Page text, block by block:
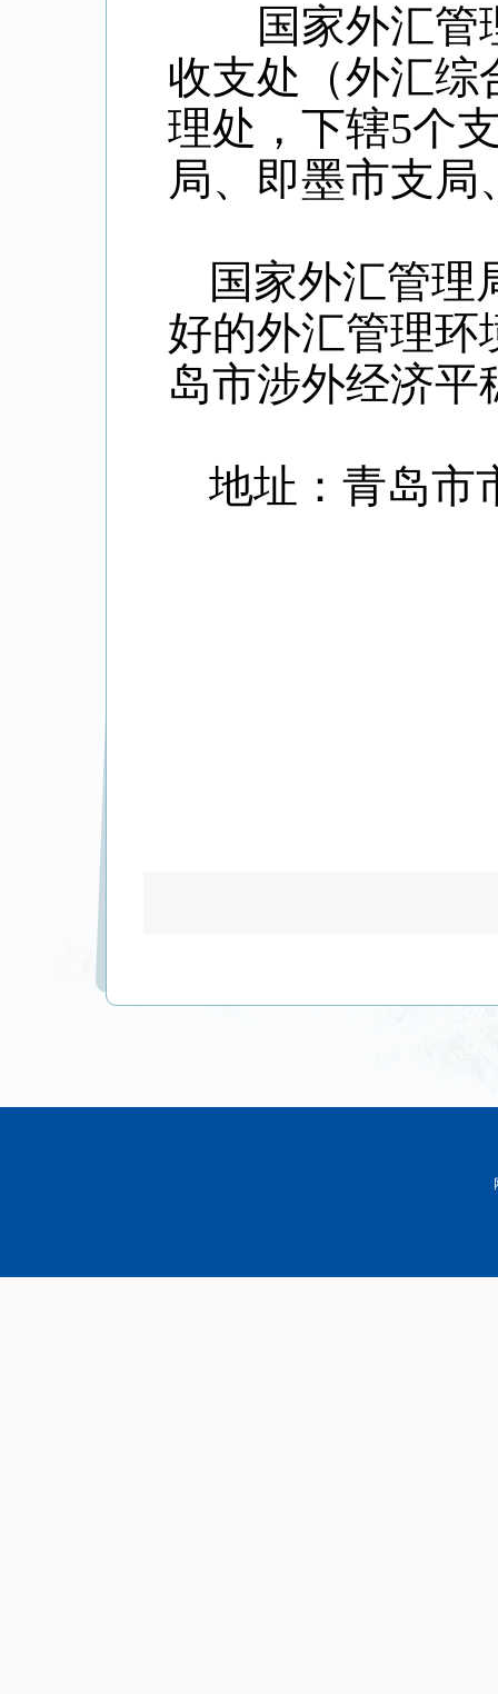
国家外汇管
收支处（外汇综
理处，下辖5个
局、即墨市支局
国家外汇管理
好的外汇管理环
岛市涉外经济平
地址：青岛市